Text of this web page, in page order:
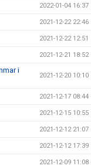
2022-01-04 16:37
2021-12-22 22:46
2021-12-22 12:51
2021-12-21 18:52
i
2021-12-20 10:10
2021-12-17 08:44
2021-12-15 10:55
2021-12-12 21:07
2021-12-12 17:39
2021-12-09 11:08